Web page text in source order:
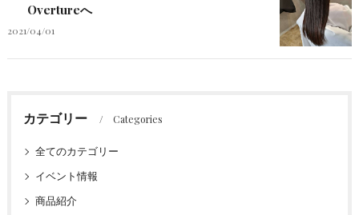
Overtureへ
2021/04/01
カテゴリー Categories
全てのカテゴリー
イベント情報
商品紹介